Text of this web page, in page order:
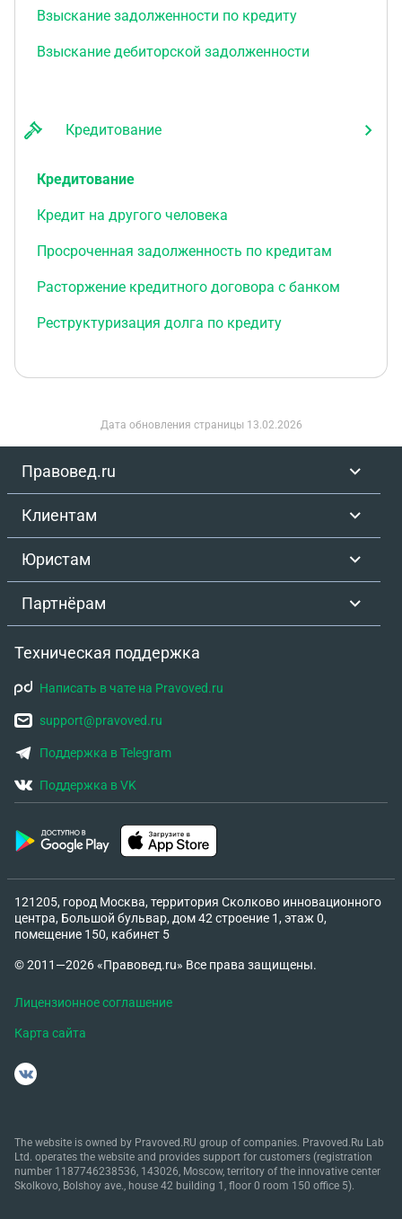
Взыскание задолженности по кредиту
Взыскание дебиторской задолженности
Кредитование
Кредитование
Кредит на другого человека
Просроченная задолженность по кредитам
Расторжение кредитного договора с банком
Реструктуризация долга по кредиту
Дата обновления страницы 13.02.2026
Правовед.ru
Клиентам
Юристам
Партнёрам
Техническая поддержка
Написать в чате на Pravoved.ru
support@pravoved.ru
Поддержка в Telegram
Поддержка в VK
121205, город Москва, территория Сколково инновационного
центра, Большой бульвар, дом 42 строение 1, этаж 0,
помещение 150, кабинет 5
© 2011—2026 «Правовед.ru» Все права защищены.
Лицензионное соглашение
Карта сайта
The website is owned by Pravoved.RU group of companies. Pravoved.Ru Lab
Ltd. operates the website and provides support for customers (registration
number 1187746238536, 143026, Moscow, territory of the innovative center
Skolkovo, Bolshoy ave., house 42 building 1, floor 0 room 150 office 5).